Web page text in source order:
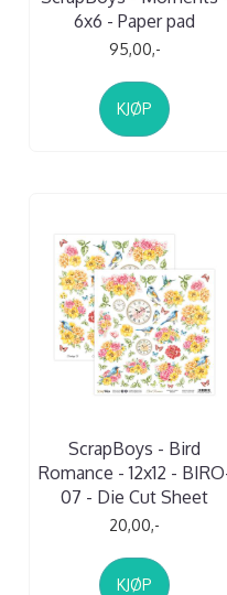
6x6 - Paper pad
95,00,-
KJØP
ScrapBoys - Bird
Romance - 12x12 -
07 - Die Cut Sheet
20,00,-
KJØP